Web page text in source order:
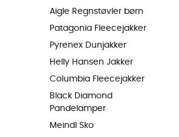
Aigle Regnstøvler børn
Patagonia Fleecejakker
Pyrenex Dunjakker
Helly Hansen Jakker
Columbia Fleecejakker
Black Diamond
Pandelamper
Meindl Sko